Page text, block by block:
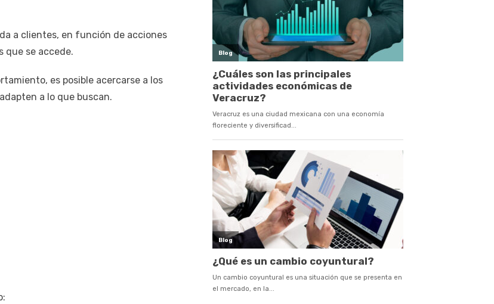
a clientes, en función de acciones
que se accede.
es posible acercarse a los
a lo que buscan.